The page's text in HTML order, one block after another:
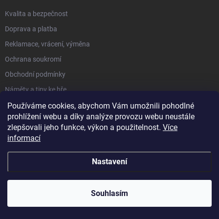
Používáme cookies, abychom Vám umožnili pohodlné
prohlížení webu a díky analýze provozu webu neustále
zlepšovali jeho funkce, výkon a použitelnost. Více
informací
Nastavení
Souhlasím
Kvalita a bezpečnost
Doprava a platba
Reklamace, vrácení, výměna
Ochrana soukromí
Obchodní podmínky
Náměty a tipy ke hře
Moje objednávka
O NÁS
Hodnocení obchodu
Kdo jsme a co nabízíme